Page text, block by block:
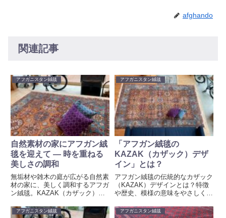
afghando
関連記事
アフガニスタン絨毯
自然素材の家にアフガン絨
毯を迎えて ― 時を重ねる
美しさの調和
無垢材や雑木の庭が広がる自然素
材の家に、美しく調和するアフガ
ン絨毯。KAZAK（カザック）デ
み方をご紹介します。
アフガニスタン絨毯
「アフガン絨毯の
KAZAK（カザック）デザ
イン」とは？
アフガン絨毯の伝統的なカザック
（KAZAK）デザインとは？特徴
や歴史、模様の意味をやさしく解
ご紹介します。
アフガニスタン絨毯 アフガニスタン絨毯